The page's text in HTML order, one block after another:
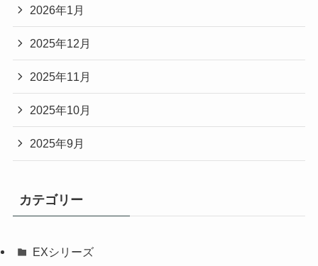
2026年1月
2025年12月
2025年11月
2025年10月
2025年9月
カテゴリー
EXシリーズ